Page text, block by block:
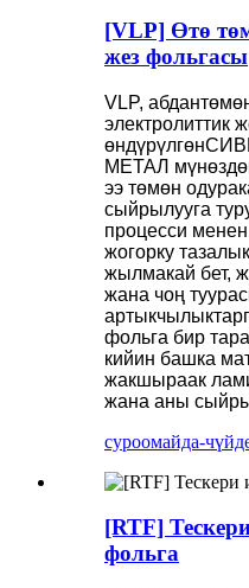
[VLP] Өтө
жез фольгасы
VLP, абдан
электролиттик
өндүрүлгөн
МЕТАЛ
ээ төмөн
сыйрылууга
процесси
жогорку
жылмакай бет,
жана чоң
фольга бир
кийин башка
жакшыраак
жана аны
суроомайда-
[RTF]
фольга